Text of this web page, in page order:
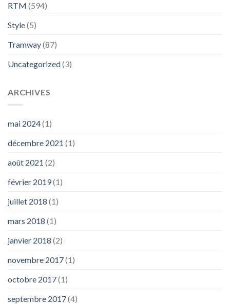
RTM (594)
Style(5)
Tramway(87)
Uncategorized(3)
ARCHIVES
mai 2024(1)
décembre 2021 (1)
août 2021 (2)
février 2019(1)
juillet 2018 (1)
mars 2018 (1)
janvier 2018 (2)
novembre 2017(1)
octobre 2017(1)
septembre 2017(4)